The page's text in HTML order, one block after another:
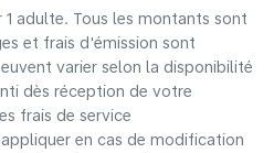
adulte. Tous les montants sont
et frais d'émission sont
varier selon la disponibilité
dès réception de votre
frais de service
en cas de modification